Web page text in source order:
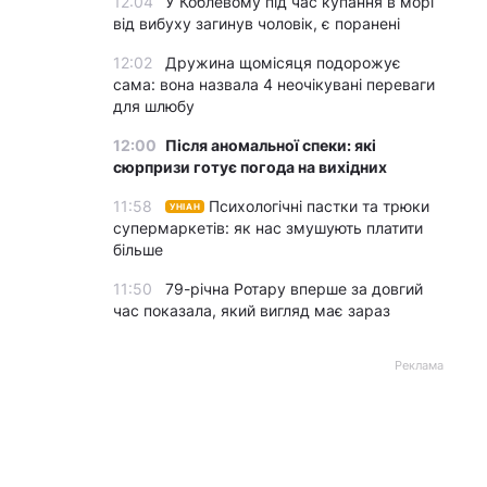
від вибуху загинув чоловік, є поранені
12:02
Дружина щомісяця подорожує
сама: вона назвала 4 неочікувані переваги
для шлюбу
12:00 Після аномальної спеки: які
сюрпризи готує погода на вихідних
11:58 УНІАН
Психологічні пастки та трюки
супермаркетів: як нас змушують платити
більше
11:50
79-річна Ротару вперше за довгий
час показала, який вигляд має зараз
Реклама